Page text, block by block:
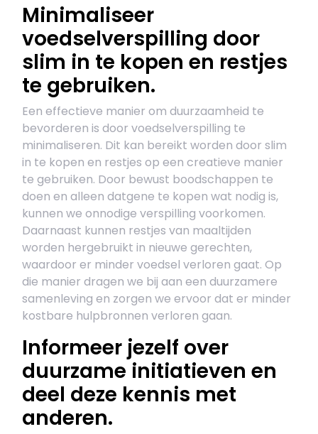
Minimaliseer
voedselverspilling door
slim in te kopen en restjes
te gebruiken.
Een effectieve manier om duurzaamheid te
bevorderen is door voedselverspilling te
minimaliseren. Dit kan bereikt worden door slim
in te kopen en restjes op een creatieve manier
te gebruiken. Door bewust boodschappen te
doen en alleen datgene te kopen wat nodig is,
kunnen we onnodige verspilling voorkomen.
Daarnaast kunnen restjes van maaltijden
worden hergebruikt in nieuwe gerechten,
waardoor er minder voedsel verloren gaat. Op
die manier dragen we bij aan een duurzamere
samenleving en zorgen we ervoor dat er minder
kostbare hulpbronnen verloren gaan.
Informeer jezelf over
duurzame initiatieven en
deel deze kennis met
anderen.